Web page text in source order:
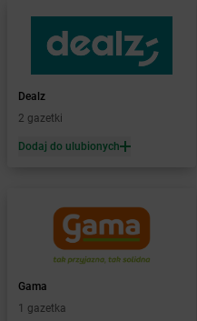
Bestwina
Żabka Bestwinka
Żabka Bezrzecze
Żabka
Żabka Biała
Żabka
Biała Druga
Białe Błota
Białka
Białka Tatrzańska
Żabka
Żabka Bialogard
Dealz
2 gazetki
Dodaj do ulubionych
Gama
1 gazetka